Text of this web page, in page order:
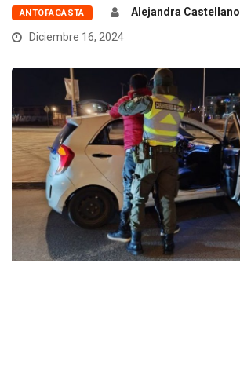
ANTOFAGASTA
Alejandra Castellano
Diciembre 16, 2024